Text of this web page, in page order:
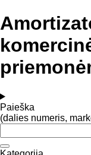
Paieška
(dalies numeris,